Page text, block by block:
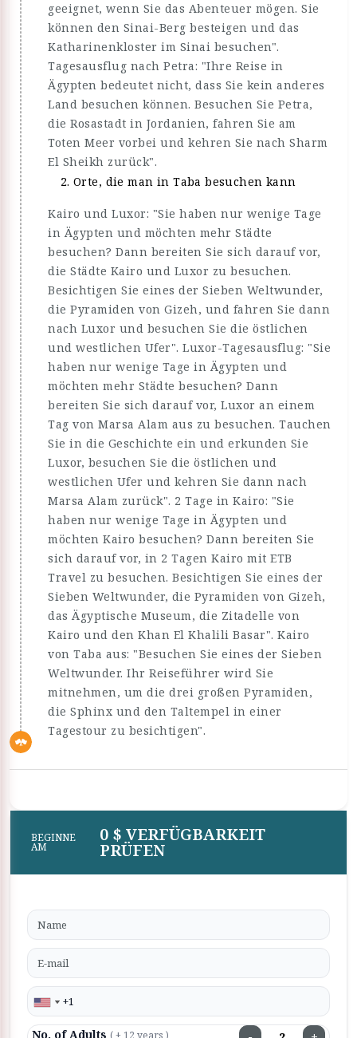
geeignet, wenn Sie das Abenteuer mögen. Sie
können den Sinai-Berg besteigen und das
Katharinenkloster im Sinai besuchen".
Tagesausflug nach Petra: "Ihre Reise in
Ägypten bedeutet nicht, dass Sie kein anderes
Land besuchen können. Besuchen Sie Petra,
die Rosastadt in Jordanien, fahren Sie am
Toten Meer vorbei und kehren Sie nach Sharm
El Sheikh zurück".
Orte, die man in Taba besuchen kann
Kairo und Luxor: "Sie haben nur wenige Tage
in Ägypten und möchten mehr Städte
besuchen? Dann bereiten Sie sich darauf vor,
die Städte Kairo und Luxor zu besuchen.
Besichtigen Sie eines der Sieben Weltwunder,
die Pyramiden von Gizeh, und fahren Sie dann
nach Luxor und besuchen Sie die östlichen
und westlichen Ufer". Luxor-Tagesausflug: "Sie
haben nur wenige Tage in Ägypten und
möchten mehr Städte besuchen? Dann
bereiten Sie sich darauf vor, Luxor an einem
Tag von Marsa Alam aus zu besuchen. Tauchen
Sie in die Geschichte ein und erkunden Sie
Luxor, besuchen Sie die östlichen und
westlichen Ufer und kehren Sie dann nach
Marsa Alam zurück". 2 Tage in Kairo: "Sie
haben nur wenige Tage in Ägypten und
möchten Kairo besuchen? Dann bereiten Sie
sich darauf vor, in 2 Tagen Kairo mit ETB
Travel zu besuchen. Besichtigen Sie eines der
Sieben Weltwunder, die Pyramiden von Gizeh,
das Ägyptische Museum, die Zitadelle von
Kairo und den Khan El Khalili Basar". Kairo
von Taba aus: "Besuchen Sie eines der Sieben
Weltwunder. Ihr Reiseführer wird Sie
mitnehmen, um die drei großen Pyramiden,
die Sphinx und den Taltempel in einer
Tagestour zu besichtigen".
BEGINNE
AM
0 $ VERFÜGBARKEIT
PRÜFEN
No. of Adults ( + 12 years )